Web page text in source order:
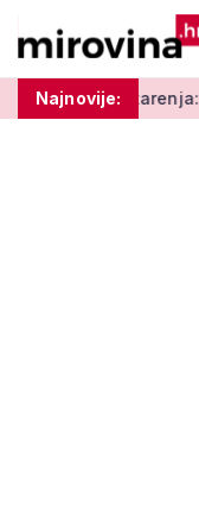
Najnovije:
Druženje,